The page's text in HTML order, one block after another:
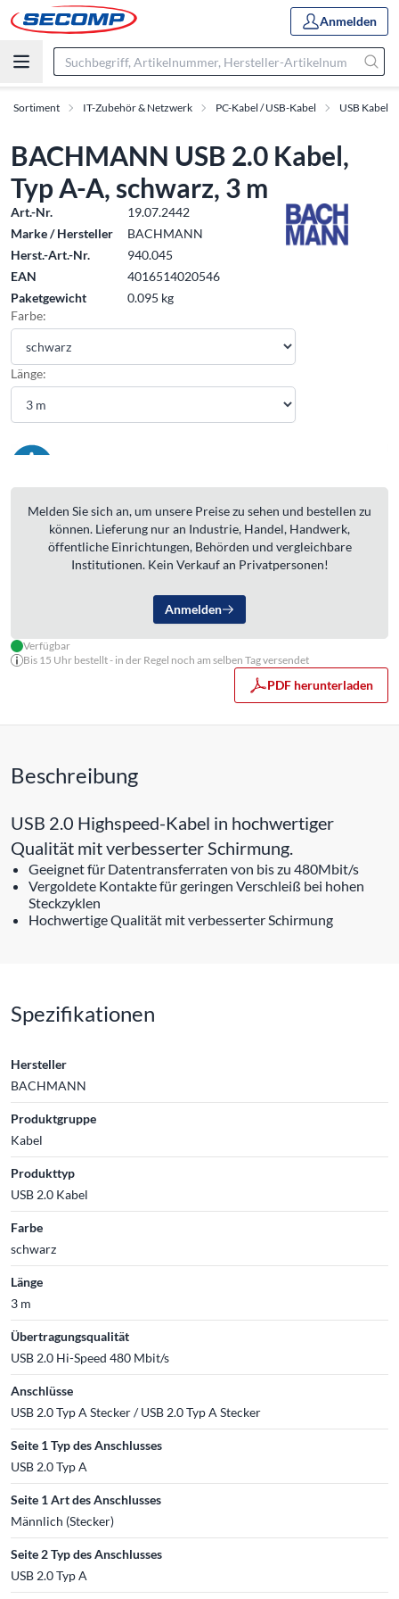
Anmelden
Sortiment IT-Zubehör & Netzwerk PC-Kabel / USB-Kabel USB Kabel
BACHMANN USB 2.0 Kabel,
Typ A-A, schwarz, 3 m
Art.-Nr.
19.07.2442
Marke / Hersteller
BACHMANN
Herst.-Art.-Nr.
940.045
EAN
4016514020546
Paketgewicht
0.095 kg
Farbe:
Länge:
Melden Sie sich an, um unsere Preise zu sehen und bestellen zu
können. Lieferung nur an Industrie, Handel, Handwerk,
öffentliche Einrichtungen, Behörden und vergleichbare
Institutionen. Kein Verkauf an Privatpersonen!
Anmelden
Verfügbar
Bis 15 Uhr bestellt - in der Regel noch am selben Tag versendet
PDF herunterladen
Beschreibung
USB 2.0 Highspeed-Kabel in hochwertiger
Qualität mit verbesserter Schirmung.
Geeignet für Datentransferraten von bis zu 480Mbit/s
Vergoldete Kontakte für geringen Verschleiß bei hohen
Steckzyklen
Hochwertige Qualität mit verbesserter Schirmung
Spezifikationen
Hersteller
BACHMANN
Produktgruppe
Kabel
Produkttyp
USB 2.0 Kabel
Farbe
schwarz
Länge
3 m
Übertragungsqualität
USB 2.0 Hi-Speed 480 Mbit/s
Anschlüsse
USB 2.0 Typ A Stecker / USB 2.0 Typ A Stecker
Seite 1 Typ des Anschlusses
USB 2.0 Typ A
Seite 1 Art des Anschlusses
Männlich (Stecker)
Seite 2 Typ des Anschlusses
USB 2.0 Typ A